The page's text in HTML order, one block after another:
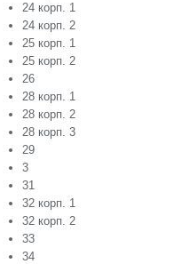
24 корп. 1
24 корп. 2
25 корп. 1
25 корп. 2
26
28 корп. 1
28 корп. 2
28 корп. 3
29
3
31
32 корп. 1
32 корп. 2
33
34